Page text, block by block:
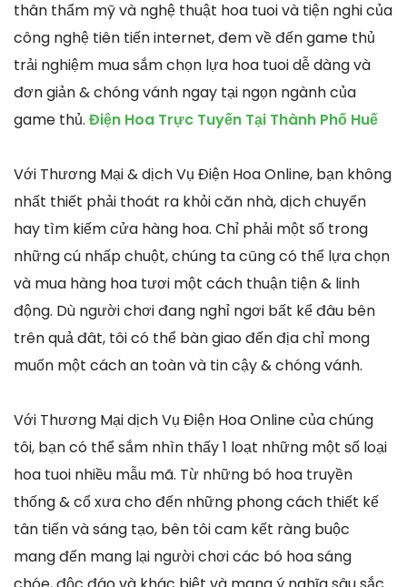
thân thẩm mỹ và nghệ thuật hoa tuoi và tiện nghi của
công nghệ tiên tiến internet, đem về đến game thủ
trải nghiệm mua sắm chọn lựa hoa tuoi dễ dàng và
đơn giản & chóng vánh ngay tại ngọn ngành của
game thủ. Điện Hoa Trực Tuyến Tại Thành Phố Huế
Với Thương Mại & dịch Vụ Điện Hoa Online, bạn không
nhất thiết phải thoát ra khỏi căn nhà, dịch chuyển
hay tìm kiếm cửa hàng hoa. Chỉ phải một số trong
những cú nhấp chuột, chúng ta cũng có thể lựa chọn
và mua hàng hoa tươi một cách thuận tiện & linh
động. Dù người chơi đang nghỉ ngơi bất kể đâu bên
trên quả đât, tôi có thể bàn giao đến địa chỉ mong
muốn một cách an toàn và tin cậy & chóng vánh.
Với Thương Mại dịch Vụ Điện Hoa Online của chúng
tôi, bạn có thể sắm nhìn thấy 1 loạt những một số loại
hoa tuoi nhiều mẫu mã. Từ những bó hoa truyền
thống & cổ xưa cho đến những phong cách thiết kế
tân tiến và sáng tạo, bên tôi cam kết ràng buộc
mang đến mang lại người chơi các bó hoa sáng